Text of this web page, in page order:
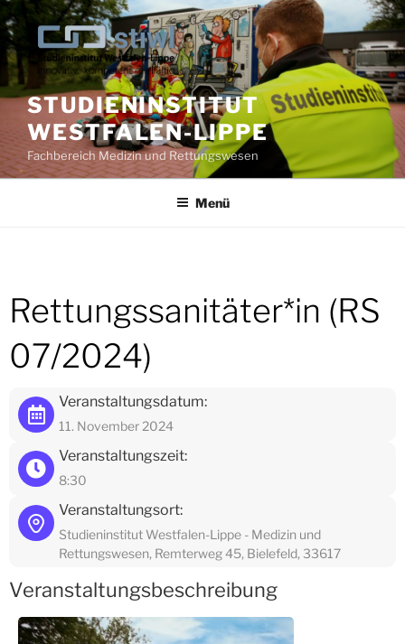
Zum
Inhalt
springen
STUDIENINSTITUT
WESTFALEN-LIPPE
Fachbereich Medizin und Rettungswesen
Menü
Rettungssanitäter*in (RS
07/2024)
Veranstaltungsdatum:
11. November 2024
Veranstaltungszeit:
8:30
Veranstaltungsort:
Studieninstitut Westfalen-Lippe - Medizin und
Rettungswesen, Remterweg 45, Bielefeld, 33617
Veranstaltungsbeschreibung